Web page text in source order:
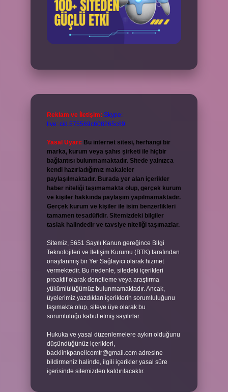
Reklam ve İletişim: Skype:
live:.cid.575569c608265c69
Yasal Uyarı: Bu internet sitesi, herhangi bir
marka, kurum veya şahıs şirketi ile hiçbir
bağlantısı bulunmamaktadır. Sitede yalnızca
kendi hazırladığımız makaleler
paylaşılmaktadır. Burada yer alan içerikler
haber niteliği taşımamakta olup, gerçek kurum
ve kişiler hakkında paylaşım yapılmamaktadır.
Gerçek kurum ve kişiler ile isim benzerlikleri
tamamen tesadüfidir. Sitemizdeki bilgiler
taslak halindedir ve tavsiye niteliği taşımazlar.
Sitemiz, 5651 Sayılı Kanun gereğince Bilgi
Teknolojileri ve İletişim Kurumu (BTK) tarafından
onaylanmış bir Yer Sağlayıcı olarak hizmet
vermektedir. Bu nedenle, sitedeki içerikleri
proaktif olarak denetleme veya araştırma
yükümlülüğümüz bulunmamaktadır. Ancak,
üyelerimiz yazdıkları içeriklerin sorumluluğunu
taşımakta olup, siteye üye olarak bu
sorumluluğu kabul etmiş sayılırlar.
Hukuka ve yasal düzenlemelere aykırı olduğunu
düşündüğünüz içerikleri,
backlinkpanelicomtr@gmail.com adresine
bildirmeniz halinde, ilgili içerikler yasal süre
içerisinde sitemizden kaldırılacaktır.